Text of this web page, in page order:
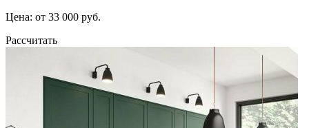
Цена: от 33 000 руб.
Рассчитать